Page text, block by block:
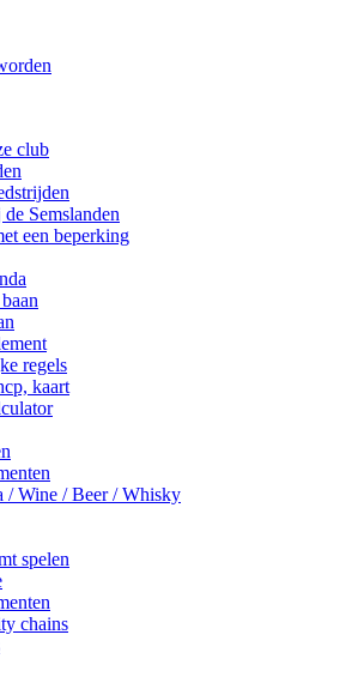
club
Semslanden
een beperking
regels
kaart
/ Wine / Beer / Whisky
spelen
chains